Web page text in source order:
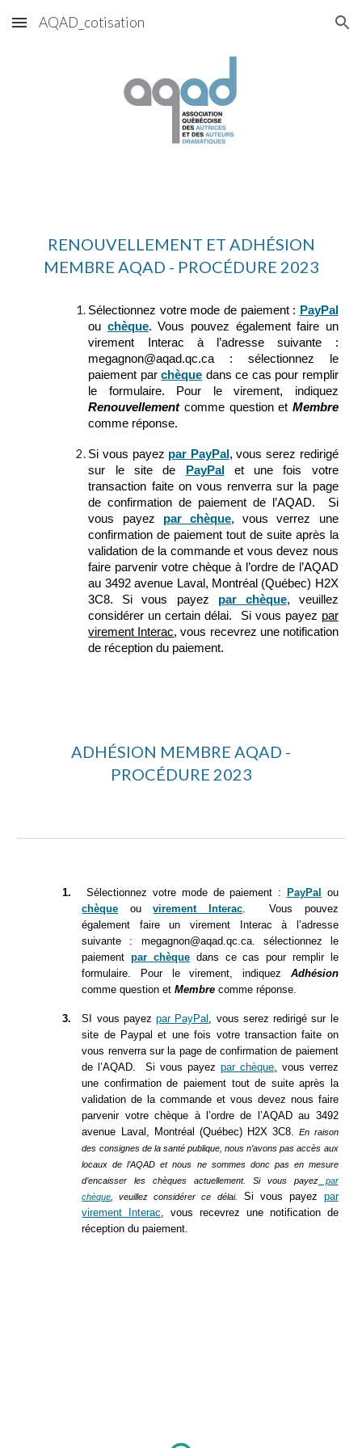
Skip to main content Skip to navigation
AQAD_cotisation
RENOUVELLEMENT ET ADHÉSION
MEMBRE AQAD - PROCÉDURE 2023
Sélectionnez votre mode de paiement : PayPal
ou chèque. Vous pouvez également faire un
virement Interac à l’adresse suivante :
megagnon@aqad.qc.ca : sélectionnez le
paiement parchèque dans ce cas pour remplir
le formulaire. Pour le virement, indiquez
Renouvellement comme question et Membre
comme réponse.
Si vous payez par PayPal , vous serez redirigé
sur le site de
PayPal
et une fois votre
transaction faite on vous renverra sur la page
de confirmation de paiement de l’AQAD. Si
vous payez par chèque, vous verrez une
confirmation de paiement tout de suite après la
validation de la commande et vous devez nous
faire parvenir votre chèque à l’ordre de l’AQAD
au 3492 avenue Laval, Montréal (Québec) H2X
3C8. Si vous payez par chèque, veuillez
considérer un certain délai. Si vous payez par
virement Interac, vous recevrez une notification
de réception du paiement.
ADHÉSION MEMBRE AQAD -
PROCÉDURE 2023
1. Sélectionnez votre mode de paiement : PayPal
ou
chèque ouvirement Interac.
Vous pouvez
également faire un virement Interac à l’adresse
suivante : megagnon@aqad.qc.ca. sélectionnez le
paiementpar chèquedans ce cas pour remplir le
formulaire. Pour le virement, indiquez Adhésion
comme question etMembre comme réponse.
3. SI vous payezpar PayPal , vous serez redirigé sur le
site de Paypal et une fois votre transaction faite on
vous renverra sur la page de confirmation de paiement
de l’AQAD. Si vous payez par chèque, vous verrez
une confirmation de paiement tout de suite après la
validation de la commande et vous devez nous faire
parvenir votre chèque à l’ordre de l’AQAD au 3492
avenue Laval, Montréal (Québec) H2X 3C8.En raison
des consignes de la santé publique, nous n’avons pas accès aux
locaux de l’AQAD et nous ne sommes donc pas en mesure
d’encaisser les chèques actuellement. Si vous payezpar
chèque , veuillez considérer ce délai. Si vous payez par
virement Interac, vous recevrez une notification de
réception du paiement.